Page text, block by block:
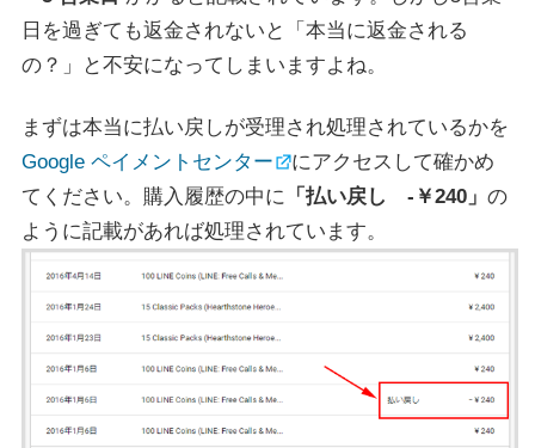
日を過ぎても返金されないと「本当に返金される
の？」と不安になってしまいますよね。
まずは本当に払い戻しが受理され処理されているかを
Google ペイメントセンター
にアクセスして確かめ
てください。購入履歴の中に 「払い戻し -￥240」 の
ように記載があれば処理されています。